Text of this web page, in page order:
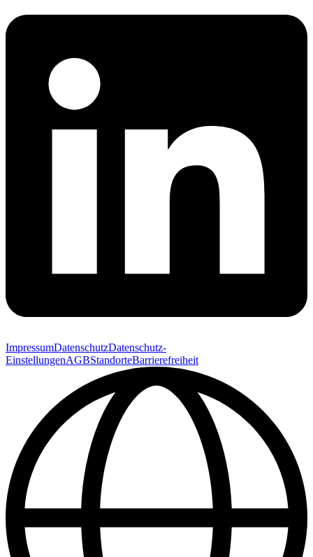
ImpressumDatenschutzDatenschutz-
EinstellungenAGBStandorteBarrierefreiheit